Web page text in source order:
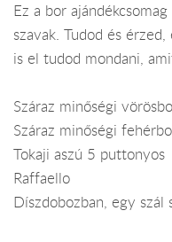
Ez a bor
szavak. Tudod és
is el tudod mondani,
Száraz minőségi
Száraz minőségi
Tokaji aszú 5 puttonyos
Raffaello
Díszdobozban, egy szál